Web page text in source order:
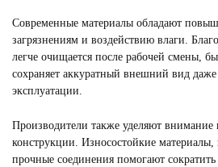
Современные материалы обладают
загрязнениям и воздействию влаги.
легче очищается после рабочей смены,
сохраняет аккуратный внешний вид
эксплуатации.
Производители также уделяют внимание
конструкции. Износостойкие материалы,
прочные соединения помогают